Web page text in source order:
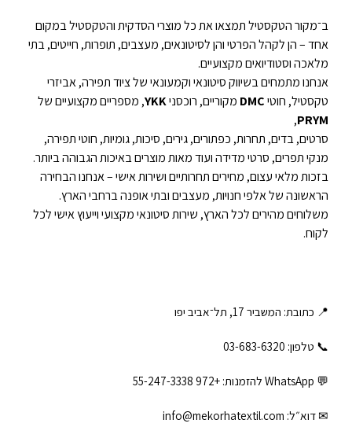
ב־מקור הטקסטיל תמצאו את כל מוצרי הסדקית והטקסטיל במקום
אחד – הן לקהל הפרטי והן לסיטונאים, מעצבים, תופרות, חייטים, בתי
מלאכה וסטודיואים מקצועיים.
אנחנו מתמחים בשיווק סיטונאי וקמעונאי של ציוד תפירה, אביזרי
טקסטיל, חוטיDMC מקוריים, רוכסניYKK, מספריים מקצועיים של
PRYM
,
סרטים, בדים, תחרות, כפתורים, גירים, סיכות, גומיות, חוטי תפירה,
מנקי תפרים, סרטי מדידה ועוד מאות מוצרים באיכות הגבוהה ביותר.
בזכות מלאי עצום, מחירים תחרותיים ושירות אישי – אנחנו הבחירה
הראשונה של אלפי חנויות, מעצבים ובתי אופנה ברחבי הארץ.
משלוחים מהירים לכל הארץ, שירות סיטונאי מקצועי וייעוץ אישי לכל
לקוח.
📍 כתובת: המשביר 17, תל־אביב יפו
📞 טלפון: ‎03-683-6320
💬 WhatsApp להזמנות: +972 55-247-3338
✉ דוא״ל: info@mekorhatextil.com